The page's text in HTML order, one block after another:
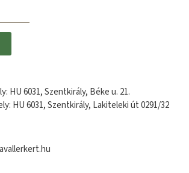
HU 6031, Szentkirály, Béke u. 21.
HU 6031, Szentkirály, Lakiteleki út 0291/32